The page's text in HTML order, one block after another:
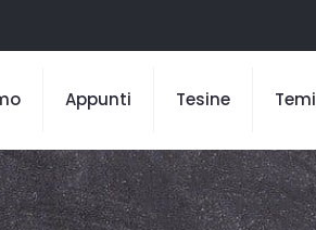
Appunti Tesine Temi